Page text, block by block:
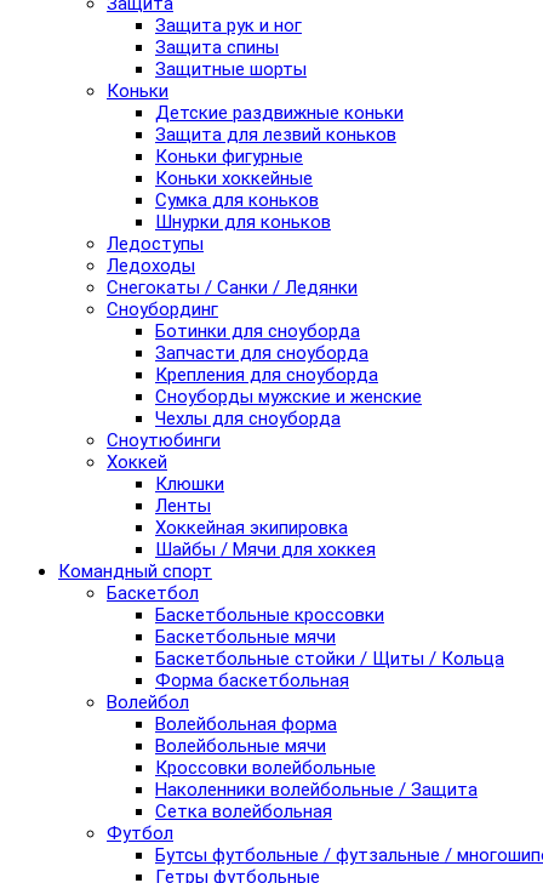
Защита рук и ног
Защита спины
Защитные шорты
Коньки
Детские раздвижные коньки
Защита для лезвий коньков
Коньки фигурные
Коньки хоккейные
Сумка для коньков
Шнурки для коньков
Ледоступы
Ледоходы
Снегокаты / Санки / Ледянки
Сноубординг
Ботинки для сноуборда
Запчасти для сноуборда
Крепления для сноуборда
Сноуборды мужские и женские
Чехлы для сноуборда
Сноутюбинги
Хоккей
Клюшки
Ленты
Хоккейная экипировка
Шайбы / Мячи для хоккея
Командный спорт
Баскетбол
Баскетбольные кроссовки
Баскетбольные мячи
Баскетбольные стойки / Щиты / Кольца
Форма баскетбольная
Волейбол
Волейбольная форма
Волейбольные мячи
Кроссовки волейбольные
Наколенники волейбольные / Защита
Сетка волейбольная
Футбол
Бутсы футбольные / футзальные /
Гетры футбольные